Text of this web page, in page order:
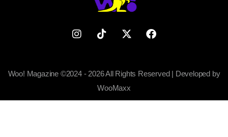
Woo! Magazine ©2024 - 2026 All Rights Reserved | Developed by
WooMaxx